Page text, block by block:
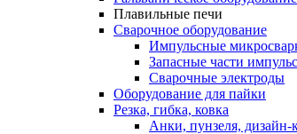
Плавильные печи
Сварочное оборудование
Импульсные
Запасные части
Сварочные электроды
Оборудование для пайки
Резка, гибка, ковка
Анки, пунзеля, дизайн-